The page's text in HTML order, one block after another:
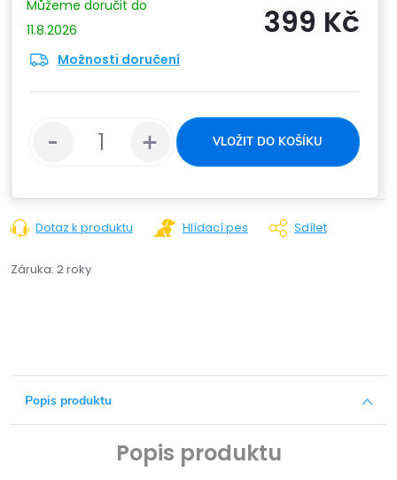
11.8.2026
Možnosti doručení
399 Kč
VLOŽIT DO KOŠÍKU
Dotaz k produktu Hlídací pes Sdílet
Záruka: 2 roky
Popis produktu
Popis produktu